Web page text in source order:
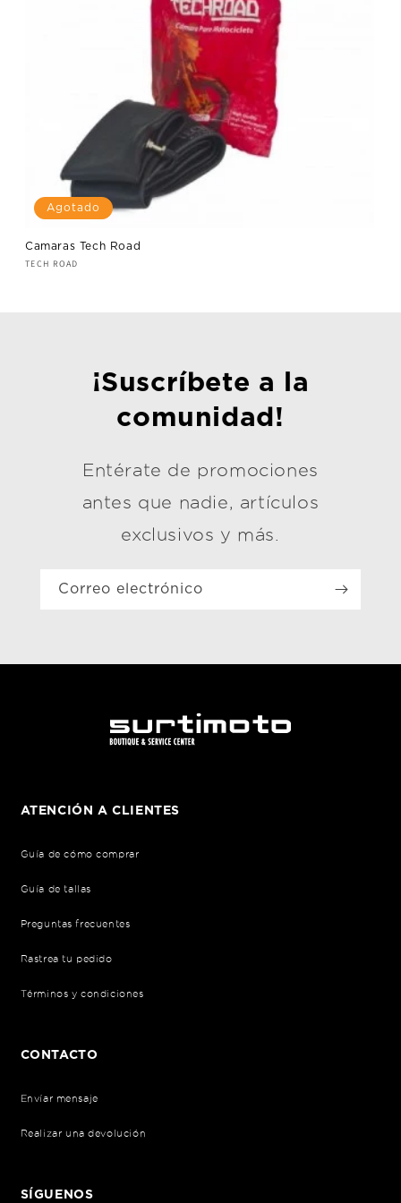
Agotado
Camaras Tech Road
Proveedor:
TECH ROAD
¡Suscríbete a la
comunidad!
Entérate de promociones
antes que nadie, artículos
exclusivos y más.
Correo electrónico
ATENCIÓN A CLIENTES
Guía de cómo comprar
Guía de tallas
Preguntas frecuentes
Rastrea tu pedido
Términos y condiciones
CONTACTO
Envíar mensaje
Realizar una devolución
SÍGUENOS